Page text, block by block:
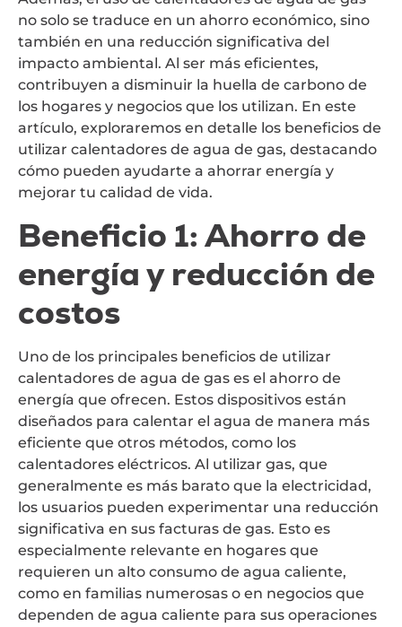
no solo se traduce en un ahorro económico, sino
también en una reducción significativa del
impacto ambiental. Al ser más eficientes,
contribuyen a disminuir la huella de carbono de
los hogares y negocios que los utilizan. En este
artículo, exploraremos en detalle los beneficios de
utilizar calentadores de agua de gas, destacando
cómo pueden ayudarte a ahorrar energía y
mejorar tu calidad de vida.
Beneficio 1: Ahorro de
energía y reducción de
costos
Uno de los principales beneficios de utilizar
calentadores de agua de gas es el ahorro de
energía que ofrecen. Estos dispositivos están
diseñados para calentar el agua de manera más
eficiente que otros métodos, como los
calentadores eléctricos. Al utilizar gas, que
generalmente es más barato que la electricidad,
los usuarios pueden experimentar una reducción
significativa en sus facturas de gas. Esto es
especialmente relevante en hogares que
requieren un alto consumo de agua caliente,
como en familias numerosas o en negocios que
dependen de agua caliente para sus operaciones